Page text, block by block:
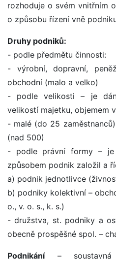
rozhoduje o svém vnitřním
o způsobu řízení vně
Druhy podniků:
- podle předmětu činnosti:
- výrobní, dopravní,
obchodní (malo a velko)
- podle velikosti – je
velikostí majetku, objemem
- malé (do 25
(nad 500)
- podle právní formy –
způsobem podnik založil a
a) podnik jednotlivce
b) podniky kolektivní –
o., v. o. s., k. s.)
- družstva, st. podniky a
obecně prospěšné spol. –
Podnikání– soustavná